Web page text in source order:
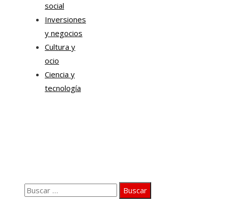
social
Inversiones
y negocios
Cultura y
ocio
Ciencia y
tecnología
Buscar: